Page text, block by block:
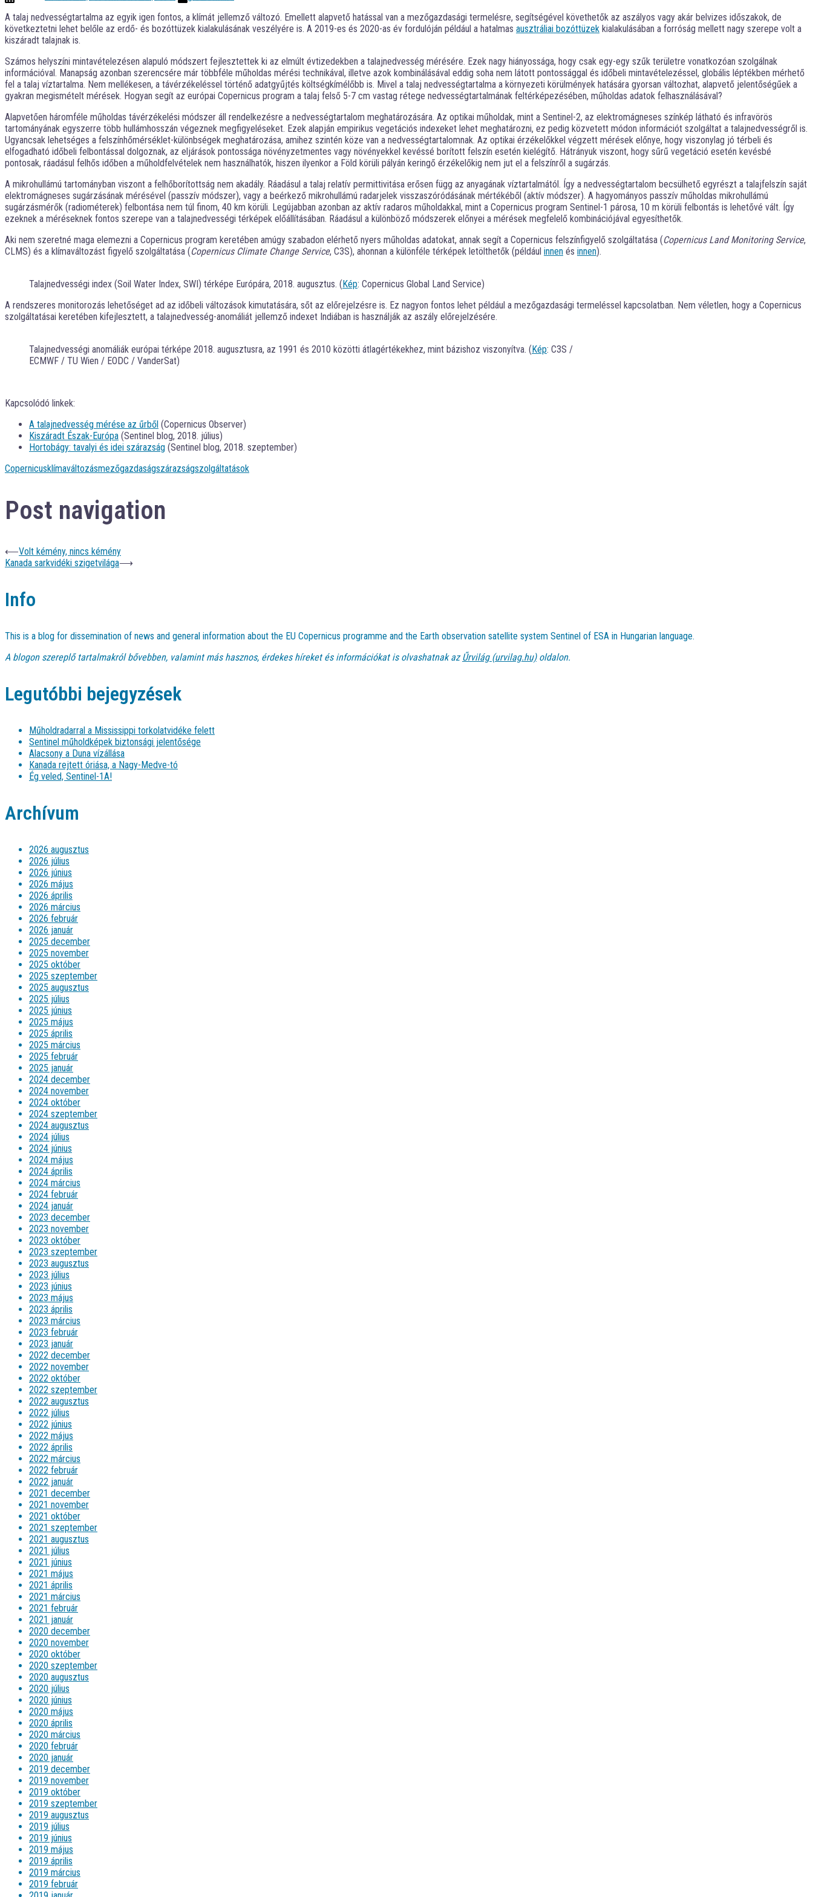
A talaj nedvességtartalma az egyik igen fontos, a klímát jellemző változó. Emellett alapvető hatással van a mezőgazdasági termelésre, segítségével követhetők az aszályos vagy akár belvizes időszakok, de
következtetni lehet belőle az erdő- és bozóttüzek kialakulásának veszélyére is. A 2019-es és 2020-as év fordulóján például a hatalmas ausztráliai bozóttüzek kialakulásában a forróság mellett nagy szerepe volt a
kiszáradt talajnak is.
Számos helyszíni mintavételezésen alapuló módszert fejlesztettek ki az elmúlt évtizedekben a talajnedvesség mérésére. Ezek nagy hiányossága, hogy csak egy-egy szűk területre vonatkozóan szolgálnak
információval. Manapság azonban szerencsére már többféle műholdas mérési technikával, illetve azok kombinálásával eddig soha nem látott pontossággal és időbeli mintavételezéssel, globális léptékben mérhető
fel a talaj víztartalma. Nem mellékesen, a távérzékeléssel történő adatgyűjtés költségkímélőbb is. Mivel a talaj nedvességtartalma a környezeti körülmények hatására gyorsan változhat, alapvető jelentőségűek a
gyakran megismételt mérések. Hogyan segít az európai Copernicus program a talaj felső 5-7 cm vastag rétege nedvességtartalmának feltérképezésében, műholdas adatok felhasználásával?
Alapvetően háromféle műholdas távérzékelési módszer áll rendelkezésre a nedvességtartalom meghatározására. Az optikai műholdak, mint a Sentinel-2, az elektromágneses színkép látható és infravörös
tartományának egyszerre több hullámhosszán végeznek megfigyeléseket. Ezek alapján empirikus vegetációs indexeket lehet meghatározni, ez pedig közvetett módon információt szolgáltat a talajnedvességről is.
Ugyancsak lehetséges a felszínhőmérséklet-különbségek meghatározása, amihez szintén köze van a nedvességtartalomnak. Az optikai érzékelőkkel végzett mérések előnye, hogy viszonylag jó térbeli és
elfogadható időbeli felbontással dolgoznak, az eljárások pontossága növényzetmentes vagy növényekkel kevéssé borított felszín esetén kielégítő. Hátrányuk viszont, hogy sűrű vegetáció esetén kevésbé
pontosak, ráadásul felhős időben a műholdfelvételek nem használhatók, hiszen ilyenkor a Föld körüli pályán keringő érzékelőkig nem jut el a felszínről a sugárzás.
A mikrohullámú tartományban viszont a felhőborítottság nem akadály. Ráadásul a talaj relatív permittivitása erősen függ az anyagának víztartalmától. Így a nedvességtartalom becsülhető egyrészt a talajfelszín saját
elektromágneses sugárzásának mérésével (passzív módszer), vagy a beérkező mikrohullámú radarjelek visszaszóródásának mértékéből (aktív módszer). A hagyományos passzív műholdas mikrohullámú
sugárzásmérők (radiométerek) felbontása nem túl finom, 40 km körüli. Legújabban azonban az aktív radaros műholdakkal, mint a Copernicus program Sentinel-1 párosa, 10 m körüli felbontás is lehetővé vált. Így
ezeknek a méréseknek fontos szerepe van a talajnedvességi térképek előállításában. Ráadásul a különböző módszerek előnyei a mérések megfelelő kombinációjával egyesíthetők.
Aki nem szeretné maga elemezni a Copernicus program keretében amúgy szabadon elérhető nyers műholdas adatokat, annak segít a Copernicus felszínfigyelő szolgáltatása (Copernicus Land Monitoring Service,
CLMS) és a klímaváltozást figyelő szolgáltatása (Copernicus Climate Change Service, C3S), ahonnan a különféle térképek letölthetők (például innen és innen).
Talajnedvességi index (Soil Water Index, SWI) térképe Európára, 2018. augusztus. (Kép: Copernicus Global Land Service)
A rendszeres monitorozás lehetőséget ad az időbeli változások kimutatására, sőt az előrejelzésre is. Ez nagyon fontos lehet például a mezőgazdasági termeléssel kapcsolatban. Nem véletlen, hogy a Copernicus
szolgáltatásai keretében kifejlesztett, a talajnedvesség-anomáliát jellemző indexet Indiában is használják az aszály előrejelzésére.
Talajnedvességi anomáliák európai térképe 2018. augusztusra, az 1991 és 2010 közötti átlagértékekhez, mint bázishoz viszonyítva. (Kép: C3S /
ECMWF / TU Wien / EODC / VanderSat)
Kapcsolódó linkek:
A talajnedvesség mérése az űrből (Copernicus Observer)
Kiszáradt Észak-Európa (Sentinel blog, 2018. július)
Hortobágy: tavalyi és idei szárazság (Sentinel blog, 2018. szeptember)
Copernicusklímaváltozásmezőgazdaságszárazságszolgáltatások
Post navigation
⟵Volt kémény, nincs kémény
Kanada sarkvidéki szigetvilága⟶
Info
This is a blog for dissemination of news and general information about the EU Copernicus programme and the Earth observation satellite system Sentinel of ESA in Hungarian language.
A blogon szereplő tartalmakról bővebben, valamint más hasznos, érdekes híreket és információkat is olvashatnak azŰrvilág (urvilag.hu)oldalon.
Legutóbbi bejegyzések
Műholdradarral a Mississippi torkolatvidéke felett
Sentinel műholdképek biztonsági jelentősége
Alacsony a Duna vízállása
Kanada rejtett óriása, a Nagy-Medve-tó
Ég veled, Sentinel-1A!
Archívum
2026 augusztus
2026 július
2026 június
2026 május
2026 április
2026 március
2026 február
2026 január
2025 december
2025 november
2025 október
2025 szeptember
2025 augusztus
2025 július
2025 június
2025 május
2025 április
2025 március
2025 február
2025 január
2024 december
2024 november
2024 október
2024 szeptember
2024 augusztus
2024 július
2024 június
2024 május
2024 április
2024 március
2024 február
2024 január
2023 december
2023 november
2023 október
2023 szeptember
2023 augusztus
2023 július
2023 június
2023 május
2023 április
2023 március
2023 február
2023 január
2022 december
2022 november
2022 október
2022 szeptember
2022 augusztus
2022 július
2022 június
2022 május
2022 április
2022 március
2022 február
2022 január
2021 december
2021 november
2021 október
2021 szeptember
2021 augusztus
2021 július
2021 június
2021 május
2021 április
2021 március
2021 február
2021 január
2020 december
2020 november
2020 október
2020 szeptember
2020 augusztus
2020 július
2020 június
2020 május
2020 április
2020 március
2020 február
2020 január
2019 december
2019 november
2019 október
2019 szeptember
2019 augusztus
2019 július
2019 június
2019 május
2019 április
2019 március
2019 február